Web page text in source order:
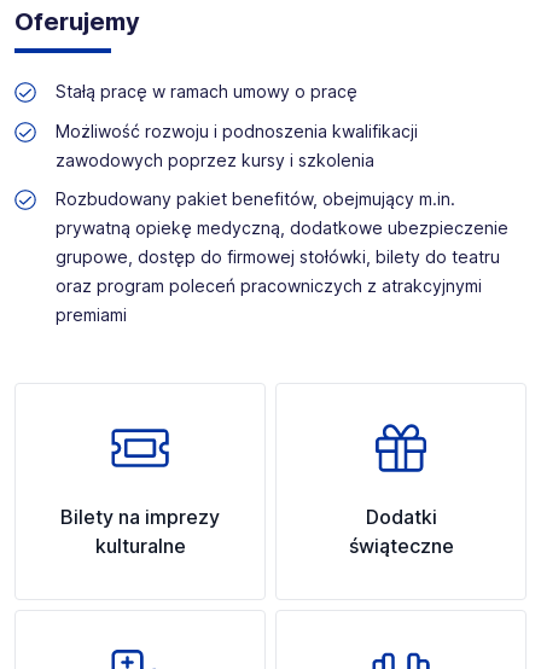
Oferujemy
Stałą pracę w ramach umowy o pracę
Możliwość rozwoju i podnoszenia kwalifikacji
zawodowych poprzez kursy i szkolenia
Rozbudowany pakiet benefitów, obejmujący m.in.
prywatną opiekę medyczną, dodatkowe ubezpieczenie
grupowe, dostęp do firmowej stołówki, bilety do teatru
oraz program poleceń pracowniczych z atrakcyjnymi
premiami
Bilety na imprezy
kulturalne
Dodatki
świąteczne